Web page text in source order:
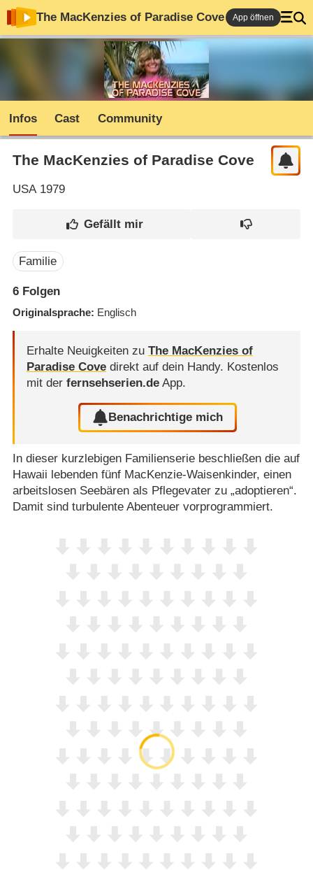
The MacKenzies of Paradise Cove App öffnen
Infos Cast Community
The MacKenzies of Paradise Cove
USA1979
Familie
6Folgen
Originalsprache Englisch
Erhalte Neuigkeiten zu The MacKenzies of
Paradise Covedirekt auf dein Handy. Kostenlos
mit der fernsehserien.deApp.
Benachrichtige mich
In dieser kurzlebigen Familienserie beschließen die auf
Hawaii lebenden fünf MacKenzie-Waisenkinder, einen
arbeitslosen Seebären als Pflegevater zu „adoptieren“.
Damit sind turbulente Abenteuer vorprogrammiert.